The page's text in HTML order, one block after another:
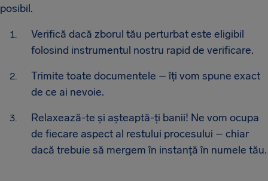
posibil.
Verifică dacă zborul tău perturbat este eligibil
folosind instrumentul nostru rapid de verificare.
Trimite toate documentele – îți vom spune exact
de ce ai nevoie.
Relaxează-te și așteaptă-ți banii! Ne vom ocupa
de fiecare aspect al restului procesului – chiar
dacă trebuie să mergem în instanță în numele tău.